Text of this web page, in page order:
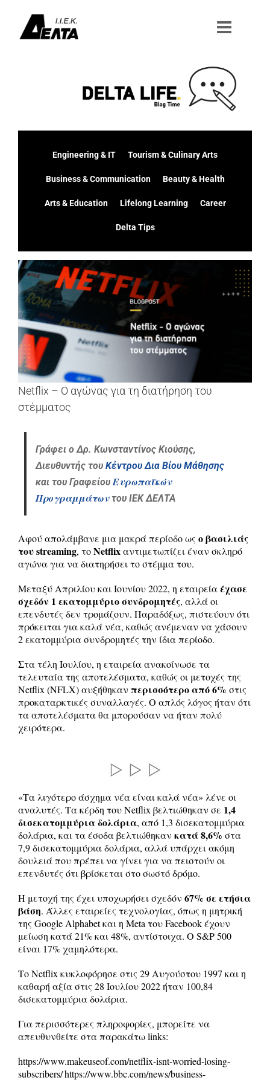
περιεχόμενο
Engineering & IT Tourism & Culinary Arts
Business & Communication Beauty & Health
Arts & Education Lifelong Learning Career
Delta Tips
Προβολή
μεγαλύτερης
εικόνας
Netflix – Ο αγώνας για τη διατήρηση του
στέμματος
Γράφει ο Δρ. Κωνσταντίνος Κιούσης,
Διευθυντής του Κέντρου Δια Βίου Μάθησης
και του Γραφείου Ευρωπαϊκών
Προγραμμάτων του ΙΕΚ ΔΕΛΤΑ
Αφού απολάμβανε μια μακρά περίοδο ως ο βασιλιάς
του streaming, τοNetflixαντιμετωπίζει έναν σκληρό
αγώνα για να διατηρήσει το στέμμα του.
Μεταξύ Απριλίου και Ιουνίου 2022, η εταιρείαέχασε
σχεδόν 1 εκατομμύριο συνδρομητές, αλλά οι
επενδυτές δεν τρομάζουν. Παραδόξως, πιστεύουν ότι
πρόκειται για καλά νέα, καθώς ανέμεναν να χάσουν
2 εκατομμύρια συνδρομητές την ίδια περίοδο.
Στα τέλη Ιουλίου, η εταιρεία ανακοίνωσε τα
τελευταία της αποτελέσματα, καθώς οι μετοχές της
Netflix (NFLX) αυξήθηκαν περισσότερο από 6% στις
προκαταρκτικές συναλλαγές. Ο απλός λόγος ήταν ότι
τα αποτελέσματα θα μπορούσαν να ήταν πολύ
χειρότερα.
«Τα λιγότερο άσχημα νέα είναι καλά νέα» λένε οι
αναλυτές. Τα κέρδη του Netflix βελτιώθηκαν σε 1,4
δισεκατομμύρια δολάρια, από 1,3 δισεκατομμύρια
δολάρια, και τα έσοδα βελτιώθηκαν κατά 8,6% στα
7,9 δισεκατομμύρια δολάρια, αλλά υπάρχει ακόμη
δουλειά που πρέπει να γίνει για να πειστούν οι
επενδυτές ότι βρίσκεται στο σωστό δρόμο.
Η μετοχή της έχει υποχωρήσει σχεδόν 67% σε ετήσια
βάση. Άλλες εταιρείες τεχνολογίας, όπως η μητρική
της Google Alphabet και η Meta του Facebook έχουν
μείωση κατά 21% και 48%, αντίστοιχα. Ο S&P 500
είναι 17% χαμηλότερα.
Το Netflix κυκλοφόρησε στις 29 Αυγούστου 1997 και η
καθαρή αξία στις 28 Ιουλίου 2022 ήταν 100,84
δισεκατομμύρια δολάρια.
Για περισσότερες πληροφορίες, μπορείτε να
απευθυνθείτε στα παρακάτω links:
https://www.makeuseof.com/netflix-isnt-worried-losing-
subscribers/https://www.bbc.com/news/business-